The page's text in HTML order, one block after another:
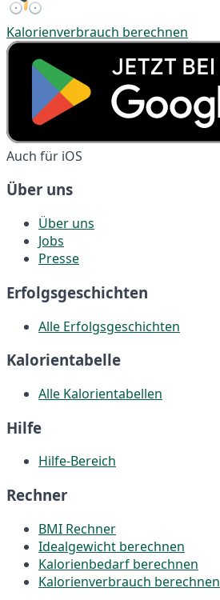
Kalorienverbrauch berechnen
Auch für iOS
Über uns
Über uns
Jobs
Presse
Erfolgsgeschichten
Alle Erfolgsgeschichten
Kalorientabelle
Alle Kalorientabellen
Hilfe
Hilfe-Bereich
Rechner
BMI Rechner
Idealgewicht berechnen
Kalorienbedarf berechnen
Kalorienverbrauch berechnen